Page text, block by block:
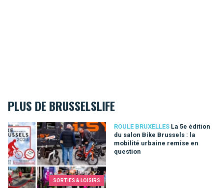
PLUS DE BRUSSELSLIFE
SORTIES & LOISIRS
ROULE BRUXELLES La 5e édition
du salon Bike Brussels : la
mobilité urbaine remise en
question
La 5e édition du salon Bike Brussels : la mobilité urbaine